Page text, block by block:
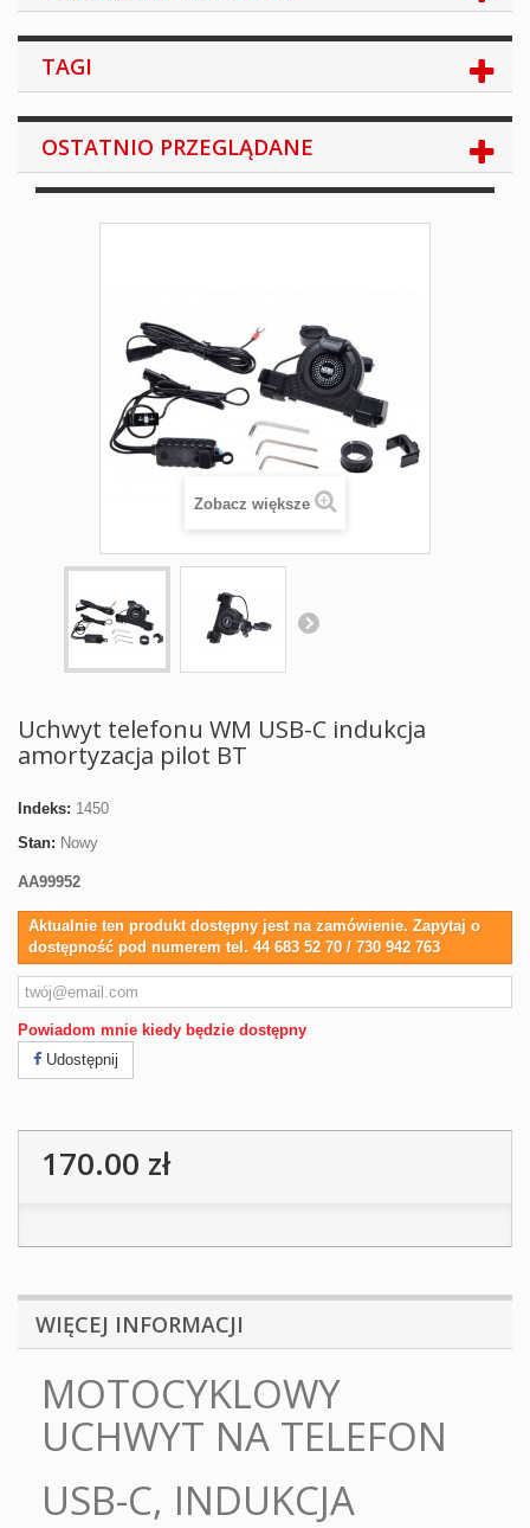
TAGI
OSTATNIO PRZEGLĄDANE
Zobacz większe
Uchwyt telefonu WM USB-C indukcja
amortyzacja pilot BT
Indeks: 1450
Stan: Nowy
AA99952
Aktualnie ten produkt dostępny jest na zamówienie. Zapytaj o
dostępność pod numerem tel. 44 683 52 70 / 730 942 763
Powiadom mnie kiedy będzie dostępny
Udostępnij
170.00 zł
WIĘCEJ INFORMACJI
MOTOCYKLOWY
UCHWYT NA TELEFON
USB-C, INDUKCJA